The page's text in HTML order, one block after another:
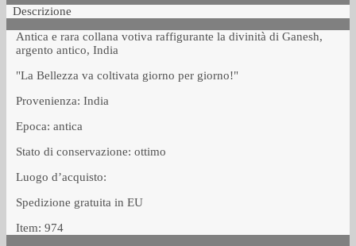
Descrizione
Antica e rara collana votiva raffigurante la divinità di Ganesh,
argento antico, India
"La Bellezza va coltivata giorno per giorno!"
Provenienza: India
Epoca: antica
Stato di conservazione: ottimo
Luogo d’acquisto:
Spedizione gratuita in EU
Item: 974